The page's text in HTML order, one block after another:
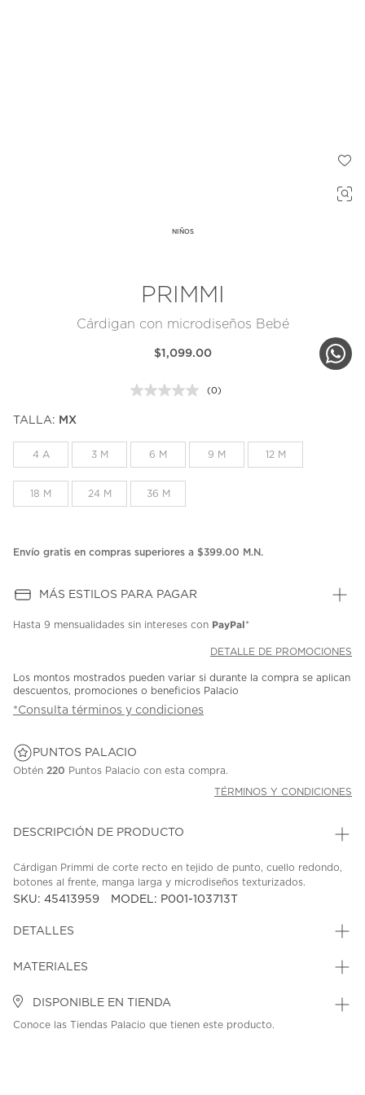
NIÑOS
PRIMMI
Cárdigan con microdiseños Bebé
$1,099.00
Sin
la
misma
(0)
TALLA: MX
4 A 3 M 6 M 9 M 12 M
18 M 24 M 36 M
Envío gratis en compras superiores a $399.00 M.N.
MÁS ESTILOS PARA PAGAR
Hasta 9 mensualidades sin intereses con PayPal*
DETALLE DE PROMOCIONES
Los montos mostrados pueden variar si durante la compra se aplican
descuentos, promociones o beneficios Palacio
*Consulta términos y condiciones
PUNTOS PALACIO
Obtén 220 Puntos Palacio con esta compra.
TÉRMINOS Y CONDICIONES
DESCRIPCIÓN DE PRODUCTO
Cárdigan Primmi de corte recto en tejido de punto, cuello redondo,
botones al frente, manga larga y microdiseños texturizados.
SKU: 45413959 MODEL: P001-103713T
DETALLES
MATERIALES
DISPONIBLE EN TIENDA
Conoce las Tiendas Palacio que tienen este producto.